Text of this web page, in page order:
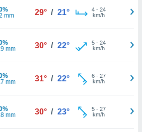
mm
29° / 21° 4- 24
km/h
mm
30° / 22° 5- 24
km/h
mm
31° / 22° 6- 27
km/h
mm
30° / 23° 5- 27
km/h